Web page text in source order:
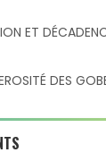
ET
DES